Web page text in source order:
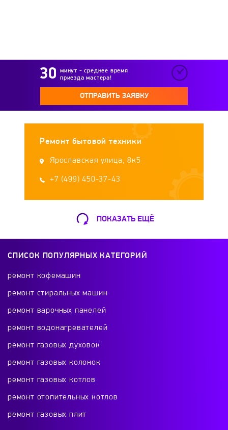
минут - среднее время
приезда мастера!
ОТПРАВИТЬ ЗАЯВКУ
Ремонт бытовой техники
Ярославская улица, 8к5
+7 (499) 450-37-43
Ремонт телевизоров
Красного Маяка 16
Ремонт холодильников
ПОКАЗАТЬ ЕЩЁ
СПИСОК ПОПУЛЯРНЫХ КАТЕГОРИЙ
ремонт кофемашин
ремонт стиральных машин
ремонт варочных панелей
ремонт водонагревателей
ремонт газовых духовок
ремонт газовых колонок
ремонт газовых котлов
ремонт отопительных котлов
ремонт газовых плит